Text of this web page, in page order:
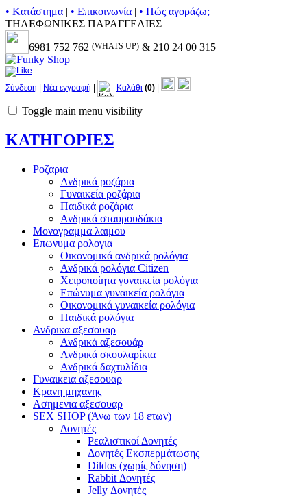
• Kατάστημα | • Επικοινωνία | • Πώς αγοράζω;
ΤΗΛΕΦΩΝΙΚΕΣ ΠΑΡΑΓΓΕΛΙΕΣ
6981 752 762 (WHATS UP) & 210 24 00 315
Σύνδεση Νέα εγγραφή Καλάθι (0)
Toggle main menu visibility
ΚΑΤΗΓΟΡΙΕΣ
Ροζαρια
Ανδρικά ροζάρια
Γυναικεία ροζάρια
Παιδικά ροζάρια
Ανδρικά σταυρουδάκια
Μονογραμμα λαιμου
Επωνυμα ρολογια
Οικονομικά ανδρικά ρολόγια
Ανδρικά ρολόγια Citizen
Χειροποίητα γυναικεία ρολόγια
Επώνυμα γυναικεία ρολόγια
Οικονομικά γυναικεία ρολόγια
Παιδικά ρολόγια
Ανδρικα αξεσουαρ
Ανδρικά αξεσουάρ
Ανδρικά σκουλαρίκια
Ανδρικά δαχτυλίδια
Γυναικεια αξεσουαρ
Κρανη μηχανης
Ασημενια αξεσουαρ
SEX SHOP (Άνω των 18 ετων)
Δονητές
Ρεαλιστικοί Δονητές
Δονητές Εκσπερμάτωσης
Dildos (χωρίς δόνηση)
Rabbit Δονητές
Jelly Δονητές